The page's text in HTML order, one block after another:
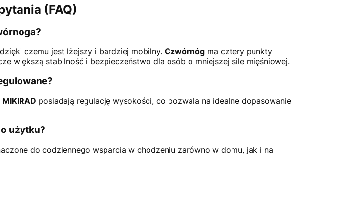
(FAQ)
czemu jest lżejszy i bardziej mobilny. Czwórnóg ma cztery punkty
większą stabilność i bezpieczeństwo dla osób o mniejszej sile mięśniowej.
posiadają regulację wysokości, co pozwala na idealne dopasowanie
użytku?
do codziennego wsparcia w chodzeniu zarówno w domu, jak i na